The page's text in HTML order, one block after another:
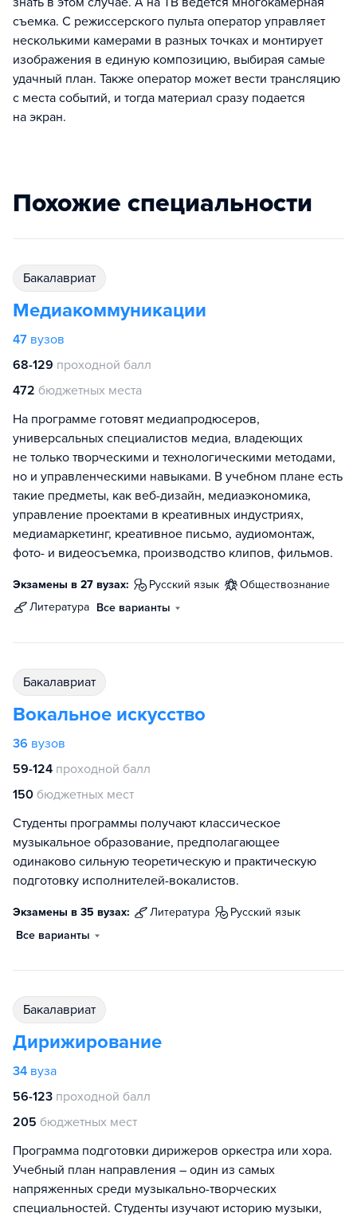
съемка. С режиссерского пульта оператор управляет
несколькими камерами в разных точках и монтирует
изображения в единую композицию, выбирая самые
удачный план. Также оператор может вести трансляцию
с места событий, и тогда материал сразу подается
на экран.
Похожие специальности
бакалавриат
Медиакоммуникации
47 вузов
68-129 проходной балл
472 бюджетных места
На программе готовят медиапродюсеров,
универсальных специалистов медиа, владеющих
не только творческими и технологическими методами,
но и управленческими навыками. В учебном плане есть
такие предметы, как веб-дизайн, медиаэкономика,
управление проектами в креативных индустриях,
медиамаркетинг, креативное письмо, аудиомонтаж,
фото- и видеосъемка, производство клипов, фильмов.
Экзамены в 27 вузах: русский язык
обществознание
литература Все варианты
бакалавриат
Вокальное искусство
36 вузов
59-124 проходной балл
150 бюджетных мест
Студенты программы получают классическое
музыкальное образование, предполагающее
одинаково сильную теоретическую и практическую
подготовку исполнителей-вокалистов.
Экзамены в 35 вузах: литература
русский язык
Все варианты
бакалавриат
Дирижирование
34 вуза
56-123 проходной балл
205 бюджетных мест
Программа подготовки дирижеров оркестра или хора.
Учебный план направления – один из самых
напряженных среди музыкально-творческих
специальностей. Студенты изучают историю музыки,